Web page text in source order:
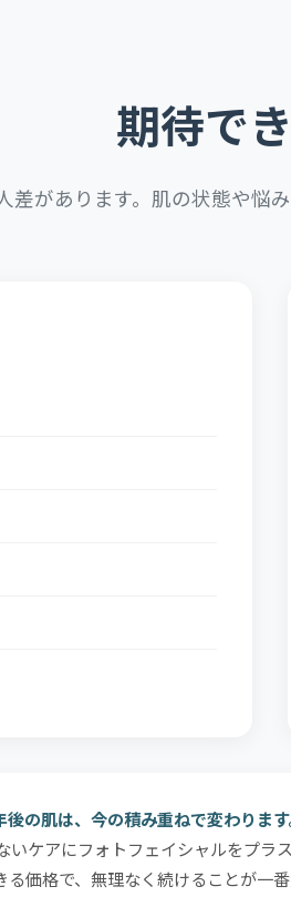
期待で
差があります。肌の状態や悩
の肌は、今の積み重ねで変わります
いケアにフォトフェイシャルをプラ
る価格で、無理なく続けることが一番